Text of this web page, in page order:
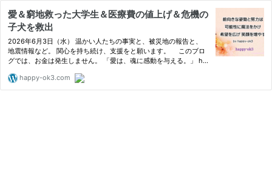
愛＆窮地救った大学生＆医療費の値上げ＆危機の
子犬を救出
2026年6月3日（水） 温かい人たちの事実と、被災地の報告と、
地震情報など。 関心を持ち続け、支援をと願います。 このブロ
グでは、お金は発生しません。 「愛は、魂に感動を与える。」 ha
災地に思いを寄せて頂ければ幸…
happy-ok3.com